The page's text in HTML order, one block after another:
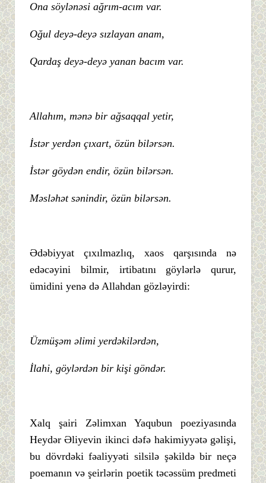
Ona söylənəsi ağrım-acım var.
Oğul deyə-deyə sızlayan anam,
Qardaş deyə-deyə yanan bacım var.
Allahım, mənə bir ağsaqqal yetir,
İstər yerdən çıxart, özün bilərsən.
İstər göydən endir, özün bilərsən.
Məsləhət sənindir, özün bilərsən.
Ədəbiyyat çıxılmazlıq, xaos qarşısında nə
edəcəyini bilmir, irtibatını göylərlə qurur,
ümidini yenə də Allahdan gözləyirdi:
Üzmüşəm əlimi yerdəkilərdən,
İlahi, göylərdən bir kişi göndər.
Xalq şairi Zəlimxan Yaqubun poeziyasında
Heydər Əliyevin ikinci dəfə hakimiyyətə gəlişi,
bu dövrdəki fəaliyyəti silsilə şəkildə bir neçə
poemanın və şeirlərin poetik təcəssüm predmeti